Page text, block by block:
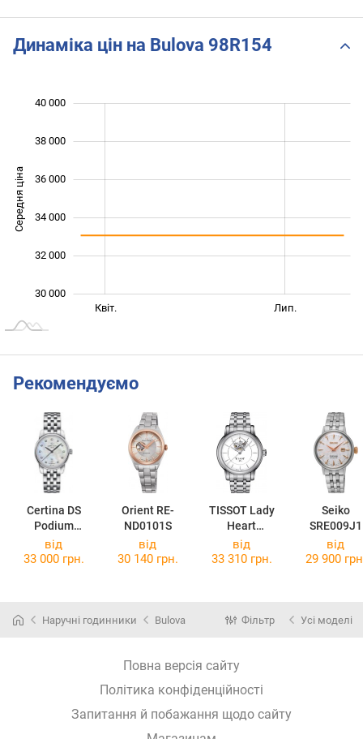
Динаміка цін на Bulova 98R154
Середня ціна
30 000
40 000
32 000
38 000
34 000
36 000
Лип.
Квіт.
Рекомендуємо
Certina DS
Podium
C001.007.11.1
16.00
Orient RE-
ND0101S
TISSOT Lady
Heart
Powermatic 80
T050.207.11.0
Seiko
SRE009J1
від
33 000 грн.
від
30 140 грн.
від
33 310 грн.
від
29 900
Наручні годинники Bulova Фільтр Усі моделі
Повна версія сайту
Політика конфіденційності
Запитання й побажання щодо сайту